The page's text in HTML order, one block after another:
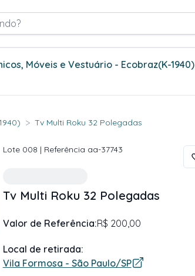
Móveis e Vestuário - Ecobraz(K-1940)
> Tv Multi Roku 32 Polegadas
Lote 008 | Referência aa-37743
Tv Multi Roku 32 Polegadas
Valor de Referência:R$ 200,00
Local de retirada:
Vila Formosa - São Paulo/SP